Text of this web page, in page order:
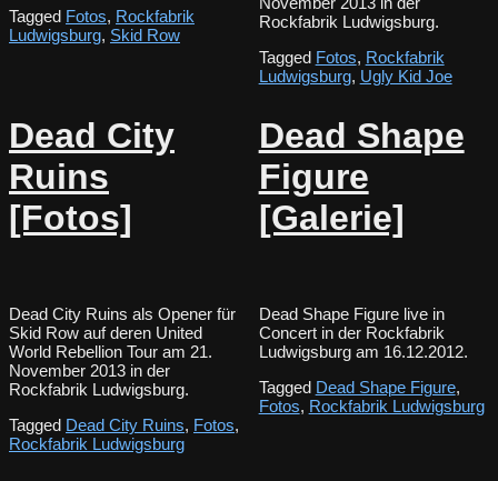
Tagged Fotos, Rockfabrik
Ludwigsburg, Skid Row
Rockfabrik Ludwigsburg.
Tagged Fotos, Rockfabrik
Ludwigsburg, Ugly Kid Joe
Dead City
Ruins
[Fotos]
Dead City Ruins als Opener für
Skid Row auf deren United
World Rebellion Tour am 21.
November 2013 in der
Rockfabrik Ludwigsburg.
Tagged Dead City Ruins, Fotos,
Rockfabrik Ludwigsburg
Dead Shape
Figure
[Galerie]
Dead Shape Figure live in
Concert in der Rockfabrik
Ludwigsburg am 16.12.2012.
Tagged Dead Shape Figure,
Fotos, Rockfabrik Ludwigsburg